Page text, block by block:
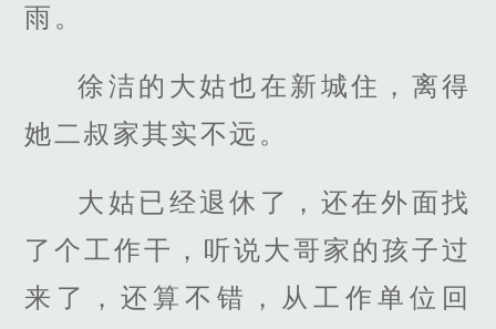
雨。
徐洁的大姑也在新城住，离得
她二叔家其实不远。
大姑已经退休了，还在外面找
了个工作干，听说大哥家的孩子过
来了，还算不错，从工作单位回